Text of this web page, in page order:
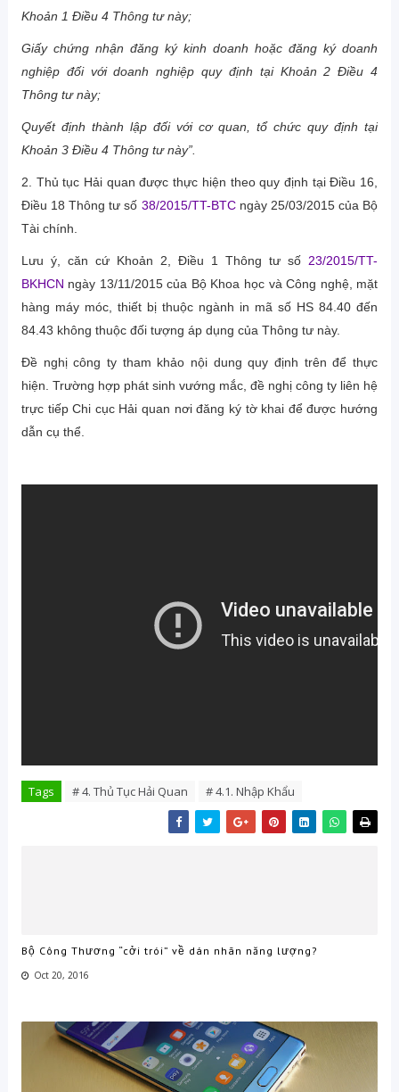
Khoản 1 Điều 4 Thông tư này;
Giấy chứng nhận đăng ký kinh doanh hoặc đăng ký doanh
nghiệp đối với doanh nghiệp quy định tại Khoản 2 Điều 4
Thông tư này;
Quyết định thành lập đối với cơ quan, tổ chức quy định tại
Khoản 3 Điều 4 Thông tư này”.
2. Thủ tục Hải quan được thực hiện theo quy định tại Điều 16,
Điều 18 Thông tư số 38/2015/TT-BTCngày 25/03/2015 của Bộ
Tài chính.
Lưu ý, căn cứ Khoản 2, Điều 1 Thông tư số23/2015/TT-
BKHCN ngày 13/11/2015 của Bộ Khoa học và Công nghệ, mặt
hàng máy móc, thiết bị thuộc ngành in mã số HS 84.40 đến
84.43 không thuộc đối tượng áp dụng của Thông tư này.
Đề nghị công ty tham khảo nội dung quy định trên để thực
hiện. Trường hợp phát sinh vướng mắc, đề nghị công ty liên hệ
trực tiếp Chi cục Hải quan nơi đăng ký tờ khai để được hướng
dẫn cụ thể.
Tags # 4. Thủ Tục Hải Quan # 4.1. Nhập Khẩu
Bộ Công Thương “cởi trói” về dán nhãn năng lượng?
Oct 20, 2016